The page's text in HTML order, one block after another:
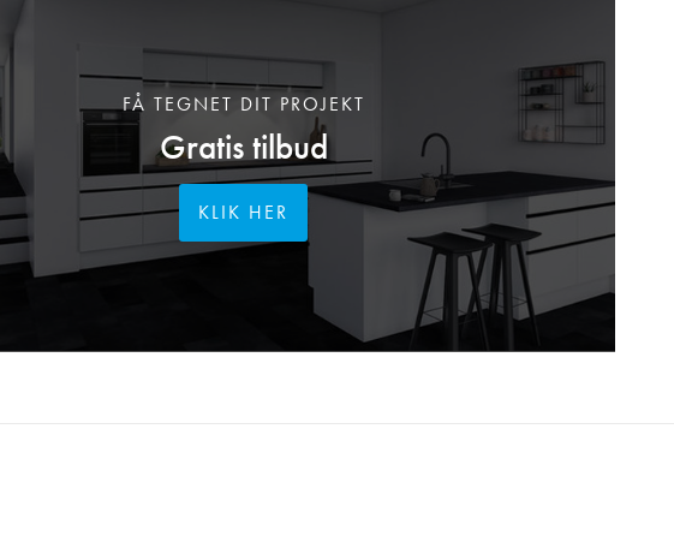
Gratis tilbud
FÅ TEGNET DIT PROJEKT
KLIK HER